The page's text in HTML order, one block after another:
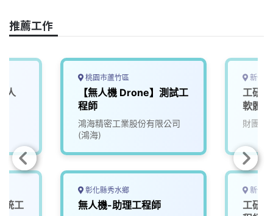
推薦工作
人
統工
桃園市蘆竹區
【無人機 Drone】測試工
程師
鴻海精密工業股份有限公司
(鴻海)
彰化縣秀水鄉
無人機-助理工程師
新竹
工研
軟體
財團法
新竹
工研